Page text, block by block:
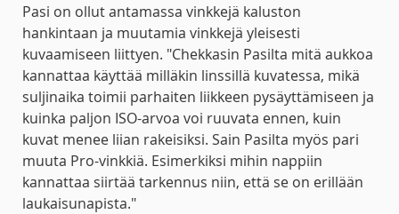
Pasi on ollut antamassa vinkkejä kaluston
hankintaan ja muutamia vinkkejä yleisesti
kuvaamiseen liittyen. "Chekkasin Pasilta mitä aukkoa
kannattaa käyttää milläkin linssillä kuvatessa, mikä
suljinaika toimii parhaiten liikkeen pysäyttämiseen ja
kuinka paljon ISO-arvoa voi ruuvata ennen, kuin
kuvat menee liian rakeisiksi. Sain Pasilta myös pari
muuta Pro-vinkkiä. Esimerkiksi mihin nappiin
kannattaa siirtää tarkennus niin, että se on erillään
laukaisunapista."